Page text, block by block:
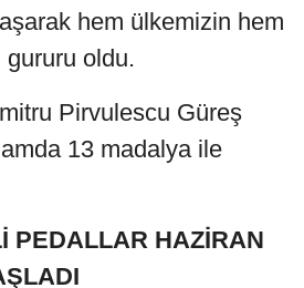
hem ülkemizin hem
oldu.
Pirvulescu Güreş
13 madalya ile
PEDALLAR HAZİRAN